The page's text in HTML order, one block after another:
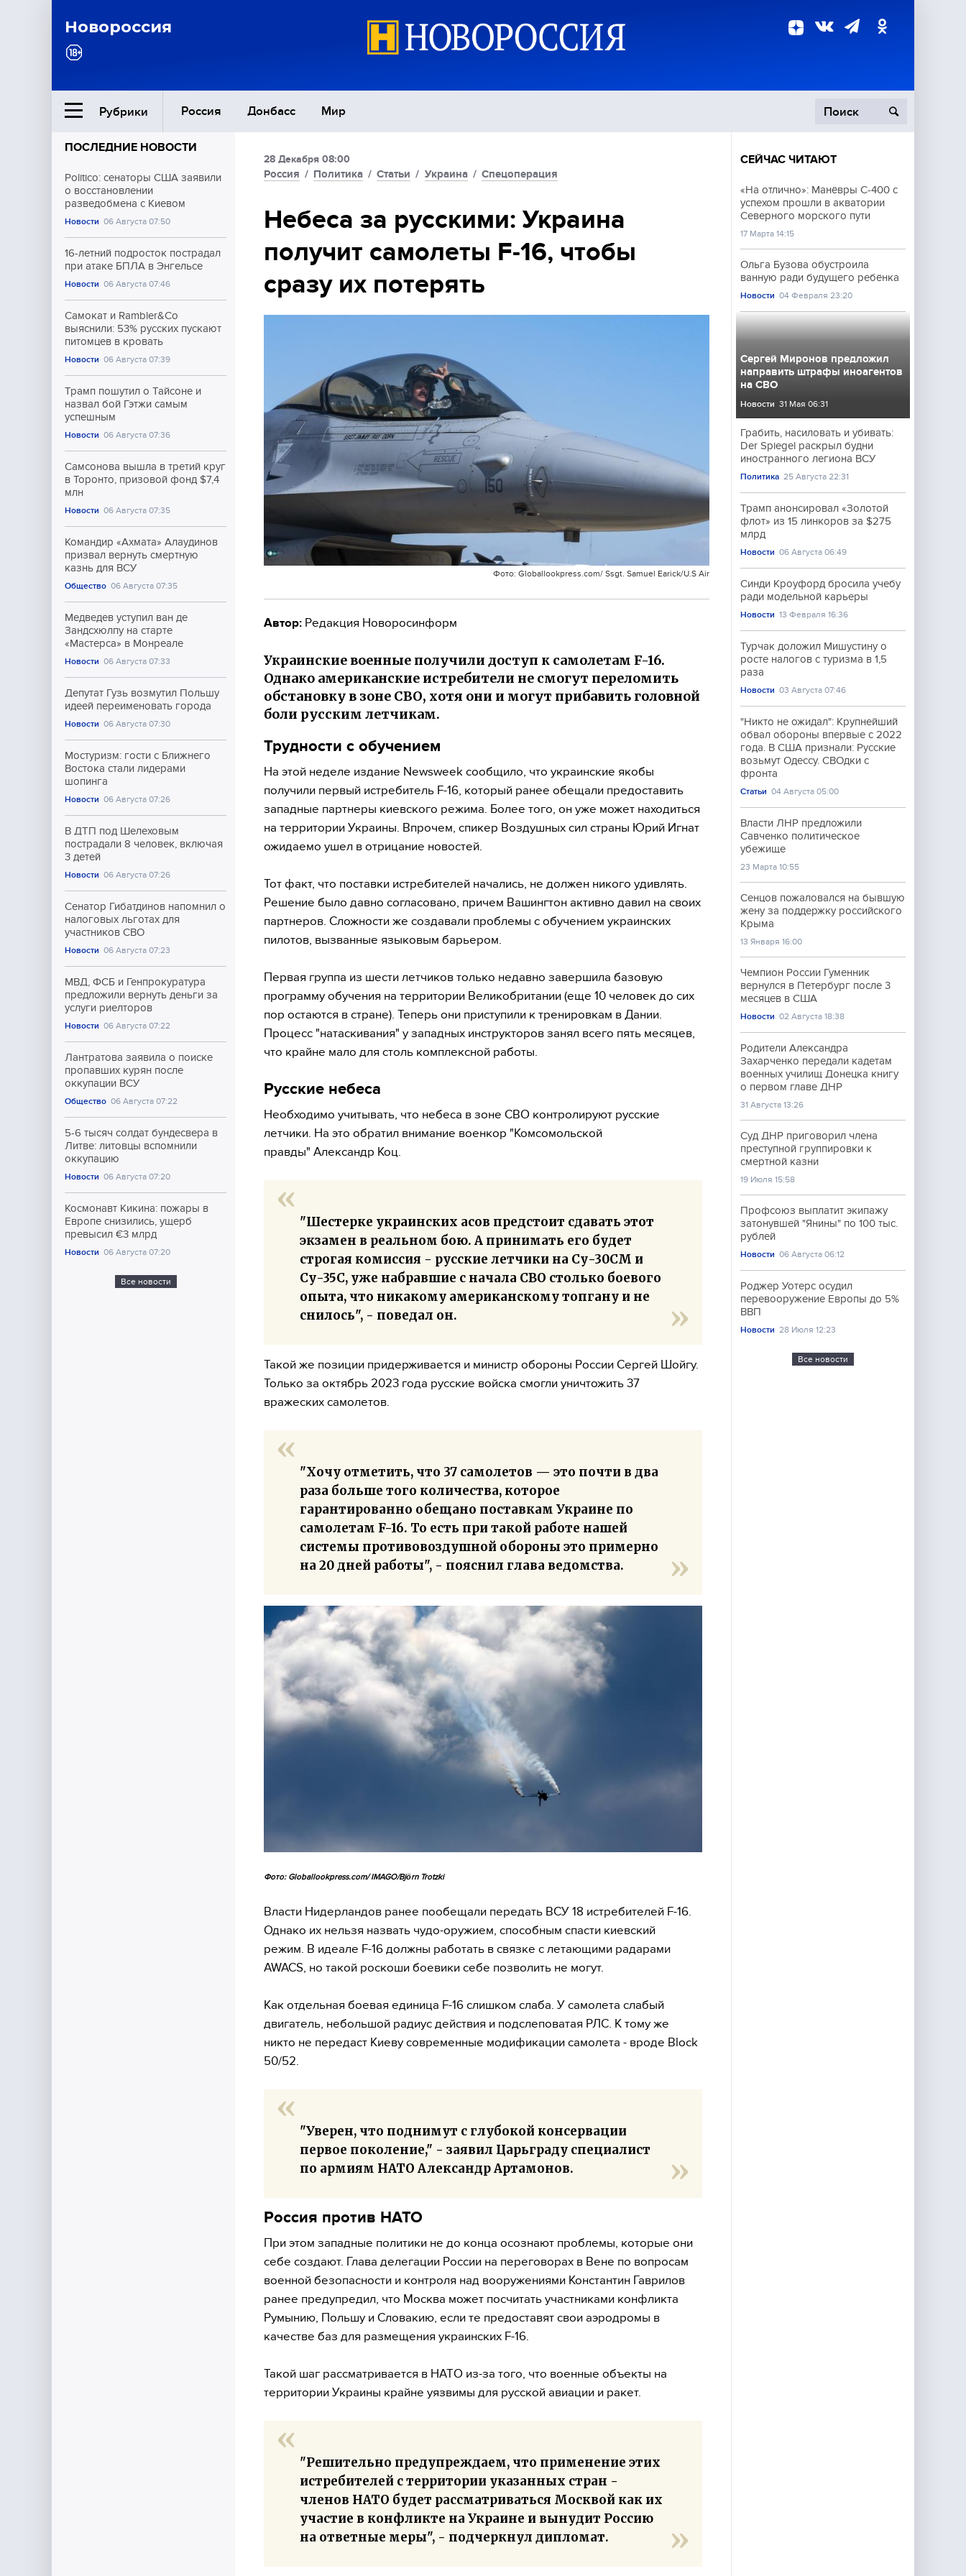
Новороссия
Рубрики Россия Донбасс Мир
Ближний Восток Политика
Общество
Экономика
Происшествия
Культура
Спорт
ПОСЛЕДНИЕ НОВОСТИ
Politico: сенаторы США заявили
о восстановлении
разведобмена с Киевом
Новости 06 Августа 07:50
16-летний подросток пострадал
при атаке БПЛА в Энгельсе
Новости 06 Августа 07:46
Самокат и Rambler&Co
выяснили: 53% русских пускают
питомцев в кровать
Новости 06 Августа 07:39
Трамп пошутил о Тайсоне и
назвал бой Гэтжи самым
успешным
Новости 06 Августа 07:36
Самсонова вышла в третий круг
в Торонто, призовой фонд $7,4
млн
Новости 06 Августа 07:35
Командир «Ахмата» Алаудинов
призвал вернуть смертную
казнь для ВСУ
Общество 06 Августа 07:35
Медведев уступил ван де
Зандсхюлпу на старте
«Мастерса» в Монреале
Новости 06 Августа 07:33
Депутат Гузь возмутил Польшу
идеей переименовать города
Новости 06 Августа 07:30
Мостуризм: гости с Ближнего
Востока стали лидерами
шопинга
Новости 06 Августа 07:26
В ДТП под Шелеховым
пострадали 8 человек, включая
3 детей
Новости 06 Августа 07:26
Сенатор Гибатдинов напомнил о
налоговых льготах для
участников СВО
Новости 06 Августа 07:23
МВД, ФСБ и Генпрокуратура
предложили вернуть деньги за
услуги риелторов
Новости 06 Августа 07:22
Лантратова заявила о поиске
пропавших курян после
оккупации ВСУ
Общество 06 Августа 07:22
5-6 тысяч солдат бундесвера в
Литве: литовцы вспомнили
оккупацию
Новости 06 Августа 07:20
Космонавт Кикина: пожары в
Европе снизились, ущерб
превысил €3 млрд
Новости 06 Августа 07:20
Все новости
28 Декабря 08:00
Россия / Политика / Статьи / Украина / Спецоперация
Небеса за русскими: Украина
получит самолеты F-16, чтобы
сразу их потерять
Фото: Globallookpress.com/ Ssgt. Samuel Earick/U.S Air
Автор: Редакция Новоросинформ
Украинские военные получили доступ к самолетам F-16.
Однако американские истребители не смогут переломить
обстановку в зоне СВО, хотя они и могут прибавить головной
боли русским летчикам.
Трудности с обучением
На этой неделе издание Newsweek сообщило, что украинские якобы
получили первый истребитель F-16, который ранее обещали предоставить
западные партнеры киевского режима. Более того, он уже может находиться
на территории Украины. Впрочем, спикер Воздушных сил страны Юрий Игнат
ожидаемо ушел в отрицание новостей.
Тот факт, что поставки истребителей начались, не должен никого удивлять.
Решение было давно согласовано, причем Вашингтон активно давил на своих
партнеров. Сложности же создавали проблемы с обучением украинских
пилотов, вызванные языковым барьером.
Первая группа из шести летчиков только недавно завершила базовую
программу обучения на территории Великобритании (еще 10 человек до сих
пор остаются в стране). Теперь они приступили к тренировкам в Дании.
Процесс "натаскивания" у западных инструкторов занял всего пять месяцев,
что крайне мало для столь комплексной работы.
Русские небеса
Необходимо учитывать, что небеса в зоне СВО контролируют русские
летчики. На это обратил внимание военкор "Комсомольской
правды" Александр Коц.
"Шестерке украинских асов предстоит сдавать этот
экзамен в реальном бою. А принимать его будет
строгая комиссия - русские летчики на Су-30СМ и
Су-35С, уже набравшие с начала СВО столько боевого
опыта, что никакому американскому топгану и не
снилось", - поведал он.
Такой же позиции придерживается и министр обороны России Сергей Шойгу.
Только за октябрь 2023 года русские войска смогли уничтожить 37
вражеских самолетов.
"Хочу отметить, что 37 самолетов — это почти в два
раза больше того количества, которое
гарантированно обещано поставкам Украине по
самолетам F-16. То есть при такой работе нашей
системы противовоздушной обороны это примерно
на 20 дней работы", - пояснил глава ведомства.
Фото: Globallookpress.com/ IMAGO/Björn Trotzki
Власти Нидерландов ранее пообещали передать ВСУ 18 истребителей F-16.
Однако их нельзя назвать чудо-оружием, способным спасти киевский
режим. В идеале F-16 должны работать в связке с летающими радарами
AWACS, но такой роскоши боевики себе позволить не могут.
Как отдельная боевая единица F-16 слишком слаба. У самолета слабый
двигатель, небольшой радиус действия и подслеповатая РЛС. К тому же
никто не передаст Киеву современные модификации самолета - вроде Block
50/52.
"Уверен, что поднимут с глубокой консервации
первое поколение," - заявил Царьграду специалист
по армиям НАТО Александр Артамонов.
Россия против НАТО
При этом западные политики не до конца осознают проблемы, которые они
себе создают. Глава делегации России на переговорах в Вене по вопросам
военной безопасности и контроля над вооружениями Константин Гаврилов
ранее предупредил, что Москва может посчитать участниками конфликта
Румынию, Польшу и Словакию, если те предоставят свои аэродромы в
качестве баз для размещения украинских F-16.
Такой шаг рассматривается в НАТО из-за того, что военные объекты на
территории Украины крайне уязвимы для русской авиации и ракет.
"Решительно предупреждаем, что применение этих
истребителей с территории указанных стран -
членов НАТО будет рассматриваться Москвой как их
участие в конфликте на Украине и вынудит Россию
на ответные меры", - подчеркнул дипломат.
СЕЙЧАС ЧИТАЮТ
«На отлично»: Манёвры С-400 с
успехом прошли в акватории
Северного морского пути
17 Марта 14:15
Ольга Бузова обустроила
ванную ради будущего ребёнка
Новости 04 Февраля 23:20
Сергей Миронов предложил
направить штрафы иноагентов
на СВО
Новости 31 Мая 06:31
Грабить, насиловать и убивать:
Der Spiegel раскрыл будни
иностранного легиона ВСУ
Политика 25 Августа 22:31
Трамп анонсировал «Золотой
флот» из 15 линкоров за $275
млрд
Новости 06 Августа 06:49
Синди Кроуфорд бросила учебу
ради модельной карьеры
Новости 13 Февраля 16:36
Турчак доложил Мишустину о
росте налогов с туризма в 1,5
раза
Новости 03 Августа 07:46
"Никто не ожидал": Крупнейший
обвал обороны впервые с 2022
года. В США признали: Русские
возьмут Одессу. СВОдки с
фронта
Статьи 04 Августа 05:00
Власти ЛНР предложили
Савченко политическое
убежище
23 Марта 10:55
Сенцов пожаловался на бывшую
жену за поддержку российского
Крыма
13 Января 16:00
Чемпион России Гуменник
вернулся в Петербург после 3
месяцев в США
Новости 02 Августа 18:38
Родители Александра
Захарченко передали кадетам
военных училищ Донецка книгу
о первом главе ДНР
31 Августа 13:26
Суд ДНР приговорил члена
преступной группировки к
смертной казни
19 Июля 15:58
Профсоюз выплатит экипажу
затонувшей "Янины" по 100 тыс.
рублей
Новости 06 Августа 06:12
Роджер Уотерс осудил
перевооружение Европы до 5%
ВВП
Новости 28 Июля 12:23
Все новости